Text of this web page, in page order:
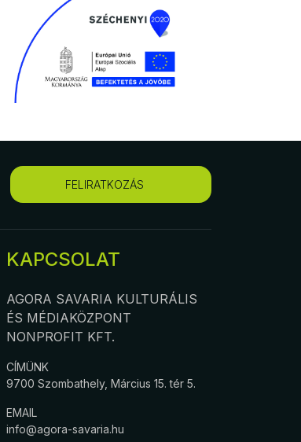
FELIRATKOZÁS
KAPCSOLAT
AGORA SAVARIA KULTURÁLIS
ÉS MÉDIAKÖZPONT
NONPROFIT KFT.
CÍMÜNK
9700 Szombathely, Március 15. tér 5.
EMAIL
info@agora-savaria.hu